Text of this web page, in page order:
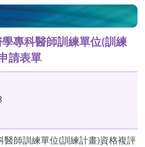
學專科醫師訓練單位(訓練
請表單
醫師訓練單位(訓練計畫)資格複評